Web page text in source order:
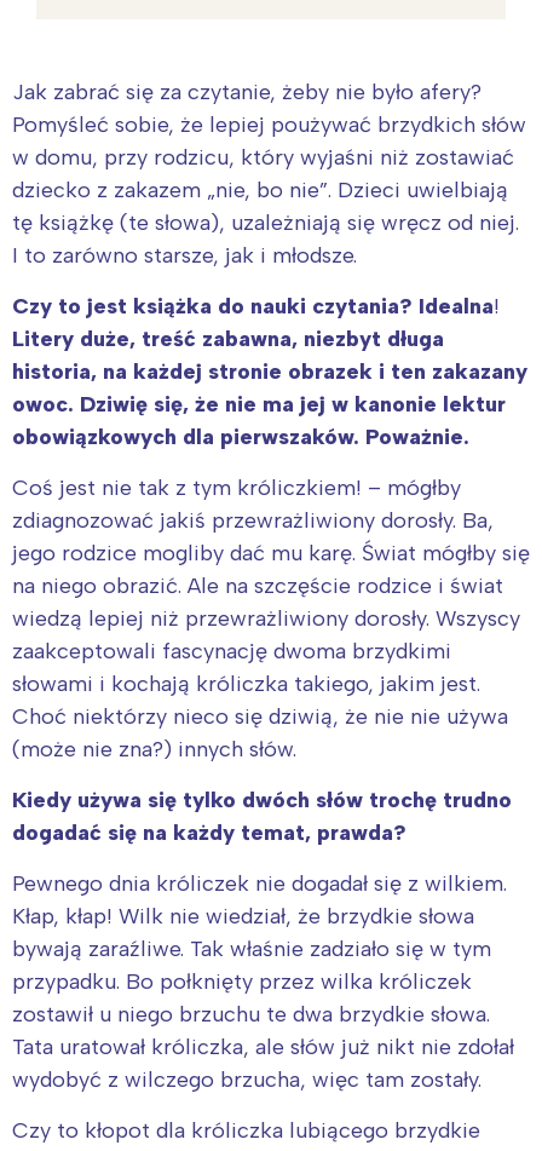
Jak zabrać się za czytanie, żeby nie było afery?
Pomyśleć sobie, że lepiej poużywać brzydkich słów
w domu, przy rodzicu, który wyjaśni niż zostawiać
dziecko z zakazem „nie, bo nie”. Dzieci uwielbiają
tę książkę (te słowa), uzależniają się wręcz od niej.
I to zarówno starsze, jak i młodsze.
Czy to jest książka do nauki czytania? Idealna!
Litery duże, treść zabawna, niezbyt długa
historia, na każdej stronie obrazek i ten zakazany
owoc. Dziwię się, że nie ma jej w kanonie lektur
obowiązkowych dla pierwszaków. Poważnie.
Coś jest nie tak z tym króliczkiem! – mógłby
zdiagnozować jakiś przewrażliwiony dorosły. Ba,
jego rodzice mogliby dać mu karę. Świat mógłby się
na niego obrazić. Ale na szczęście rodzice i świat
wiedzą lepiej niż przewrażliwiony dorosły. Wszyscy
zaakceptowali fascynację dwoma brzydkimi
słowami i kochają króliczka takiego, jakim jest.
Choć niektórzy nieco się dziwią, że nie nie używa
(może nie zna?) innych słów.
Kiedy używa się tylko dwóch słów trochę trudno
dogadać się na każdy temat, prawda?
Pewnego dnia króliczek nie dogadał się z wilkiem.
Kłap, kłap! Wilk nie wiedział, że brzydkie słowa
bywają zaraźliwe. Tak właśnie zadziało się w tym
przypadku. Bo połknięty przez wilka króliczek
zostawił u niego brzuchu te dwa brzydkie słowa.
Tata uratował króliczka, ale słów już nikt nie zdołał
wydobyć z wilczego brzucha, więc tam zostały.
Czy to kłopot dla króliczka lubiącego brzydkie